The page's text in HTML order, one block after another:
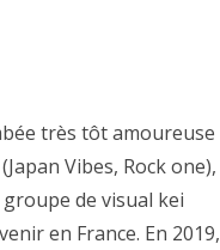
très tôt amoureuse
Vibes, Rock one),
groupe de visual kei
en France. En 2019,